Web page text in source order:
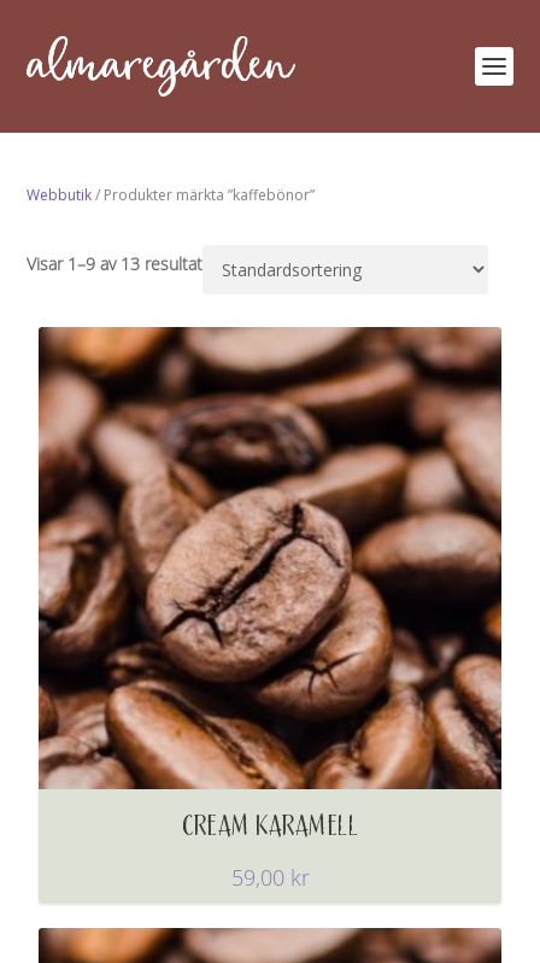
Webbutik/ Produkter märkta ”kaffebönor”
Visar 1–9 av 13 resultat
CREAM KARAMELL
59,00 kr